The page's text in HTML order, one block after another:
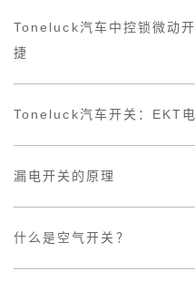
Toneluck汽车中控锁微动
捷
Toneluck汽车开关：EKT
漏电开关的原理
什么是空气开关？